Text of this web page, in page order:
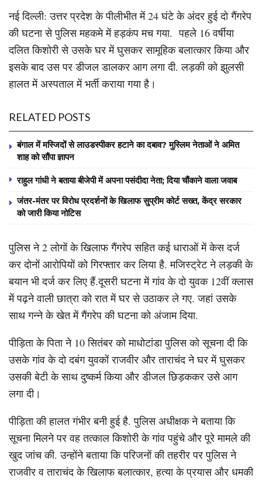
नई दिल्ली: उत्तर प्रदेश के पीलीभीत में 24 घंटे के अंदर हुई दो गैंगरेप
की घटना से पुलिस महकमे में हड़कंप मच गया. पहले 16 वर्षीया
दलित किशोरी से उसके घर में घुसकर सामूहिक बलात्कार किया और
इसके बाद उस पर डीजल डालकर आग लगा दी. लड़की को झुलसी
हालत में अस्पताल में भर्ती कराया गया है।
RELATED POSTS
बंगाल में मस्जिदों से लाउडस्पीकर हटाने का दबाव? मुस्लिम नेताओं ने अमित
शाह को सौंपा ज्ञापन
राहुल गांधी ने बताया बीजेपी में अपना पसंदीदा नेता; दिया चौंकाने वाला जवाब
जंतर-मंतर पर विरोध प्रदर्शनों के खिलाफ सुप्रीम कोर्ट सख्त, केंद्र सरकार
को जारी किया नोटिस
पुलिस ने 2 लोगों के खिलाफ गैंगरेप सहित कई धाराओं में केस दर्ज
कर दोनों आरोपियों को गिरफ्तार कर लिया है. मजिस्ट्रेट ने लड़की के
बयान भी दर्ज कर लिए हैं.दूसरी घटना में गांव के दो युवक 12वीं क्लास
में पढ़ने वाली छात्रा को रात में घर से उठाकर ले गए. जहां उसके
साथ गन्ने के खेत में गैंगरेप की घटना को अंजाम दिया.
पीड़िता के पिता ने 10 सितंबर को माधोटांडा पुलिस को सूचना दी कि
उसके गांव के दो दबंग युवकों राजवीर और ताराचंद ने घर में घुसकर
उसकी बेटी के साथ दुष्कर्म किया और डीजल छिड़ककर उसे आग
लगा दी।
पीड़िता की हालत गंभीर बनी हुई है. पुलिस अधीक्षक ने बताया कि
सूचना मिलने पर वह तत्काल किशोरी के गांव पहुंचे और पूरे मामले की
खुद जांच की. उन्होंने बताया कि परिजनों की तहरीर पर पुलिस ने
राजवीर व ताराचंद के खिलाफ बलात्कार, हत्या के प्रयास और धमकी